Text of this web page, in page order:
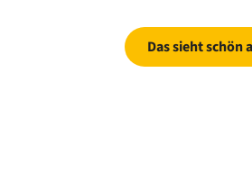
Das sieht schön